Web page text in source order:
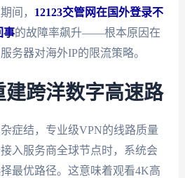
间， 12123交管网在国外登录不
事的故障率飙升——根本原因在
务器对海外IP的限流策略。
建跨洋数字高速路
症结，专业级VPN的线路质量
入服务商全球节点时，系统会
最优路径。这意味着观看4K高